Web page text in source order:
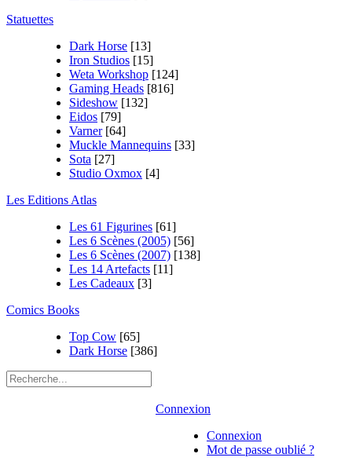
Statuettes
Dark Horse [13]
Iron Studios [15]
Weta Workshop [124]
Gaming Heads [816]
Sideshow [132]
Eidos [79]
Varner [64]
Muckle Mannequins [33]
Sota [27]
Studio Oxmox [4]
Les Editions Atlas
Les 61 Figurines [61]
Les 6 Scènes (2005) [56]
Les 6 Scènes (2007) [138]
Les 14 Artefacts [11]
Les Cadeaux [3]
Comics Books
Top Cow [65]
Dark Horse [386]
Connexion
Connexion
Mot de passe oublié ?